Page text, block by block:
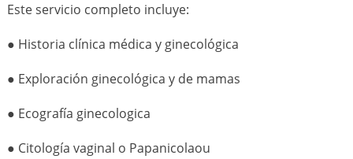
Este servicio completo incluye:
● Historia clínica médica y ginecológica
● Exploración ginecológica y de mamas
● Ecografía ginecologica
● Citología vaginal o Papanicolaou